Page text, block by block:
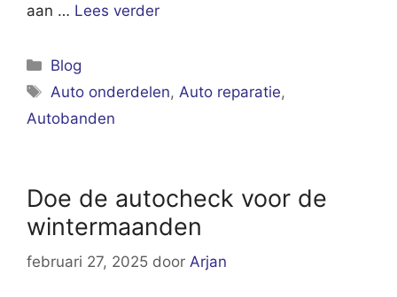
aan … Lees verder
Categorieën
Blog
Tags
Auto onderdelen, Auto reparatie,
Autobanden
Doe de autocheck voor de
wintermaanden
februari 27, 2025 door Arjan